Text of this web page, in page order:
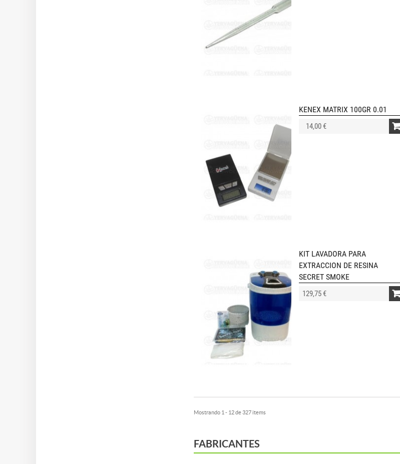
KENEX MATRIX 100GR 0.01
14,00 €
KIT LAVADORA PARA
EXTRACCION DE RESINA
SECRET SMOKE
129,75 €
Mostrando 1 - 12 de 327 items
FABRICANTES